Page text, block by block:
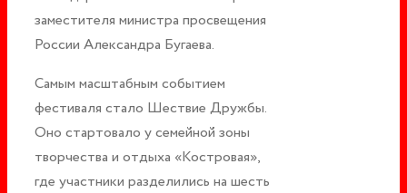
заместителя министра просвещения
России Александра Бугаева.
Самым масштабным событием
фестиваля стало Шествие Дружбы.
Оно стартовало у семейной зоны
творчества и отдыха «Костровая»,
где участники разделились на шесть